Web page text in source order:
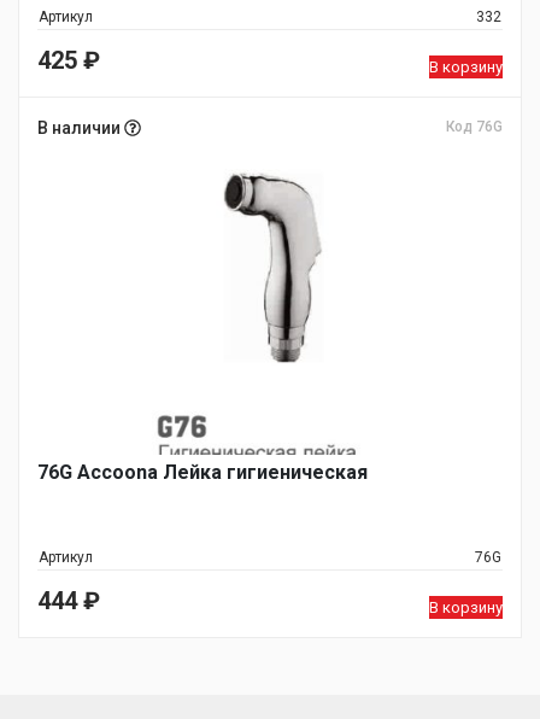
Артикул 332
425 ₽ В корзину
В наличии Код 76G
76G Accoona Лейка гигиеническая
Артикул 76G
444₽ В корзину